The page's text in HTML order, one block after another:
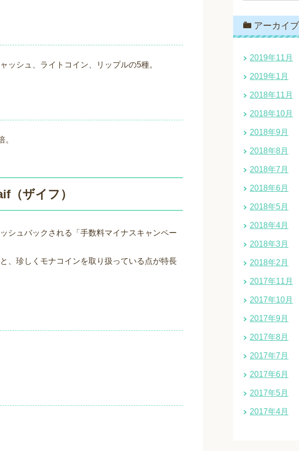
ッシュ、ライトコイン、リップルの5種。
。
（ザイフ）
シュバックされる「手数料マイナスキャンペー
、珍しくモナコインを取り扱っている点が特長
アーカイブ
2019年11月
2019年1月
2018年11月
2018年10月
2018年9月
2018年8月
2018年7月
2018年6月
2018年5月
2018年4月
2018年3月
2018年2月
2017年11月
2017年10月
2017年9月
2017年8月
2017年7月
2017年6月
2017年5月
2017年4月